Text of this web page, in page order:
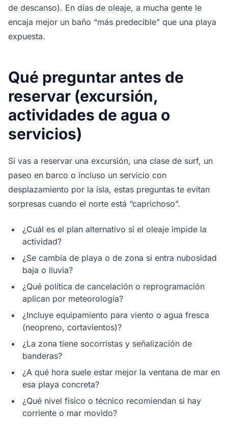
de descanso). En días de oleaje, a mucha gente le
encaja mejor un baño “más predecible” que una playa
expuesta.
Qué preguntar antes de
reservar (excursión,
actividades de agua o
servicios)
Si vas a reservar una excursión, una clase de surf, un
paseo en barco o incluso un servicio con
desplazamiento por la isla, estas preguntas te evitan
sorpresas cuando el norte está “caprichoso”.
¿Cuál es el plan alternativo si el oleaje impide la
actividad?
¿Se cambia de playa o de zona si entra nubosidad
baja o lluvia?
¿Qué política de cancelación o reprogramación
aplican por meteorología?
¿Incluye equipamiento para viento o agua fresca
(neopreno, cortavientos)?
¿La zona tiene socorristas y señalización de
banderas?
¿A qué hora suele estar mejor la ventana de mar en
esa playa concreta?
¿Qué nivel físico o técnico recomiendan si hay
corriente o mar movido?